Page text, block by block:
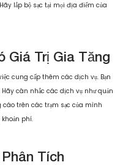
lắp bộ sạc tại mọi địa điểm của
Giá Trị Gia Tăng
cung cấp thêm các dịch vụ. Bạn
cân nhắc các dịch vụ như quản
cáo trên các trạm sạc của mình
phí.
Tích